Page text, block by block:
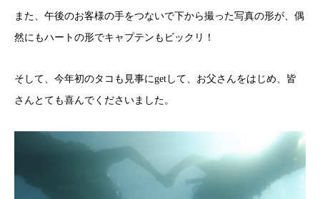
また、午後のお客様の手をつないで下から撮った写真の形が、偶
然にもハートの形でキャプテンもビックリ！
そして、今年初のタコも見事にgetして、お父さんをはじめ、皆
さんとても喜んでくださいました。